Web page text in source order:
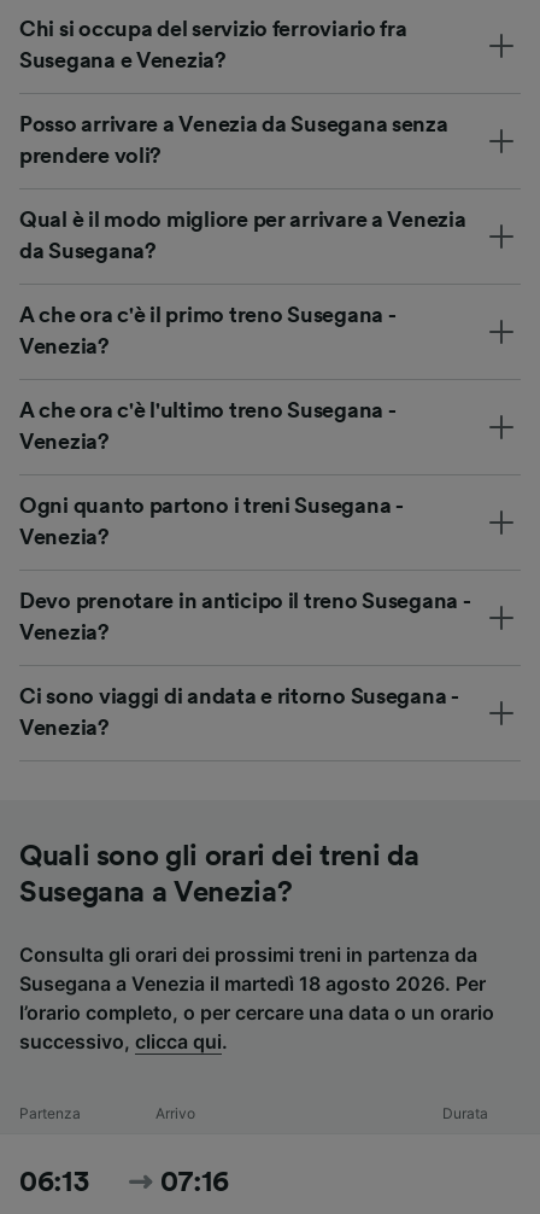
Chi si occupa del servizio ferroviario fra
Susegana e Venezia?
Posso arrivare a Venezia da Susegana senza
prendere voli?
Qual è il modo migliore per arrivare a Venezia
da Susegana?
A che ora c'è il primo treno Susegana -
Venezia?
A che ora c'è l'ultimo treno Susegana -
Venezia?
Ogni quanto partono i treni Susegana -
Venezia?
Devo prenotare in anticipo il treno Susegana -
Venezia?
Ci sono viaggi di andata e ritorno Susegana -
Venezia?
Quali sono gli orari dei treni da
Susegana a Venezia?
Consulta gli orari dei prossimi treni in partenza da
Susegana a Venezia il martedì 18 agosto 2026. Per
l’orario completo, o per cercare una data o un orario
successivo, clicca qui.
Partenza Arrivo Durata
06:13 07:16